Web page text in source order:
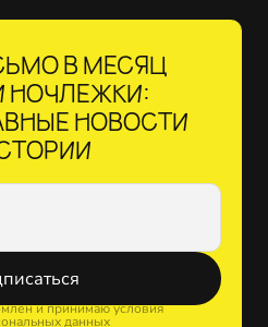
В МЕСЯЦ
НОЧЛЕЖКИ:
НОВОСТИ
и принимаю условия
данных